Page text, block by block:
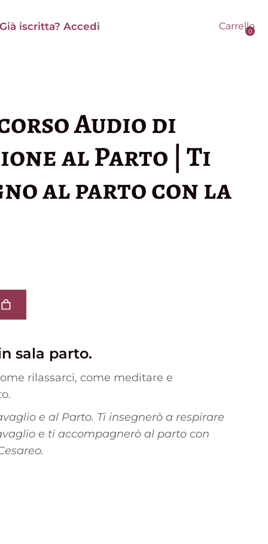
Già iscritta? Accedi Carrello
Audio di
al Parto | Ti
al parto con la
sala parto.
rilassarci, come meditare e
e al Parto. Ti insegnerò a respirare
e ti accompagnerò al parto con